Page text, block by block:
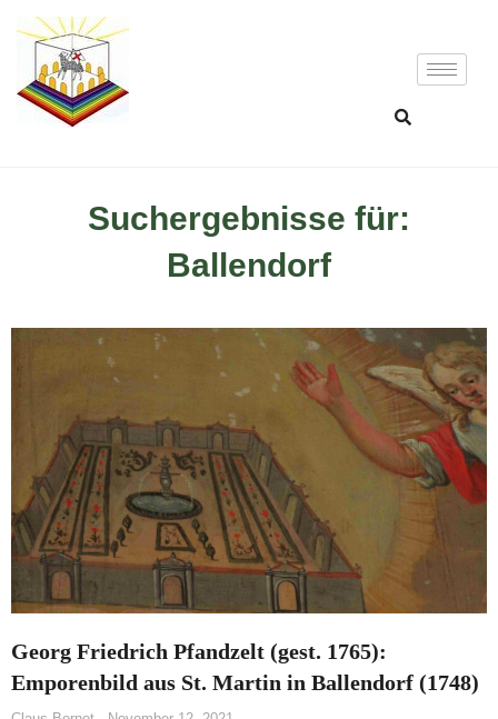
Suchergebnisse für:
Ballendorf
Georg Friedrich Pfandzelt (gest. 1765):
Emporenbild aus St. Martin in Ballendorf (1748)